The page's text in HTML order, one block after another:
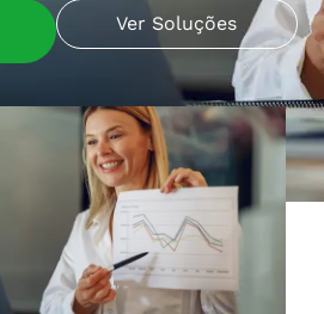
Ver Soluções